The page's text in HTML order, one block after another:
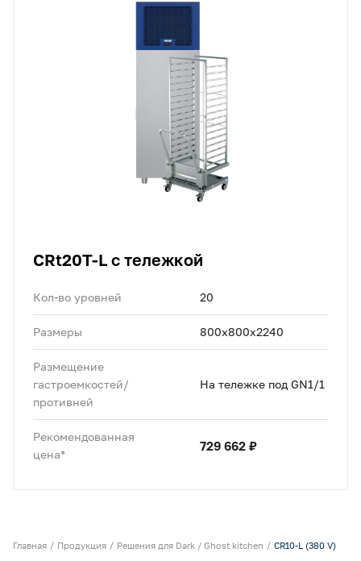
CRt20T-L с тележкой
Кол-во уровней 20
Размеры 800x800x2240
Размещение
гастроемкостей/
противней
На тележке под GN1/1
Рекомендованная
цена*
729 662 ₽
Главная Продукция Решения для Dark / Ghost kitchen CR10-L (380 V)